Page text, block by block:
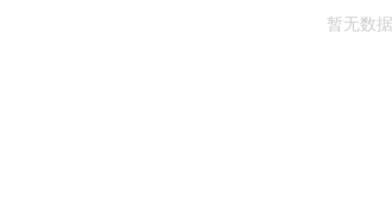
暂无数据